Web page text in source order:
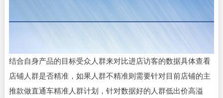
结合自身产品的目标受众人群来对比进店访客的数据具体查看
店铺人群是否精准，如果人群不精准则需要针对目前店铺的主
推款做直通车精准人群计划，针对数据好的人群低出价高溢